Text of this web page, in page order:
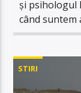
și psihologul
când suntem
STIRI